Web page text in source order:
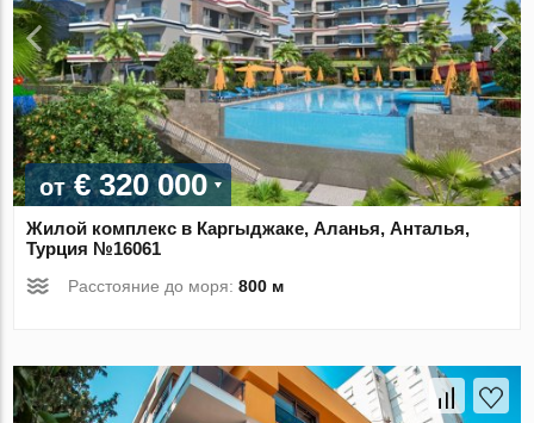
от€ 320 000
Жилой комплекс в Каргыджаке, Аланья, Анталья,
Турция №16061
Расстояние до моря:800 м